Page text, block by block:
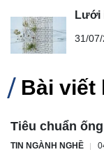
Lưới
31/
Bài viết
Tiêu chuẩn
TIN NGÀNH NGHỀ